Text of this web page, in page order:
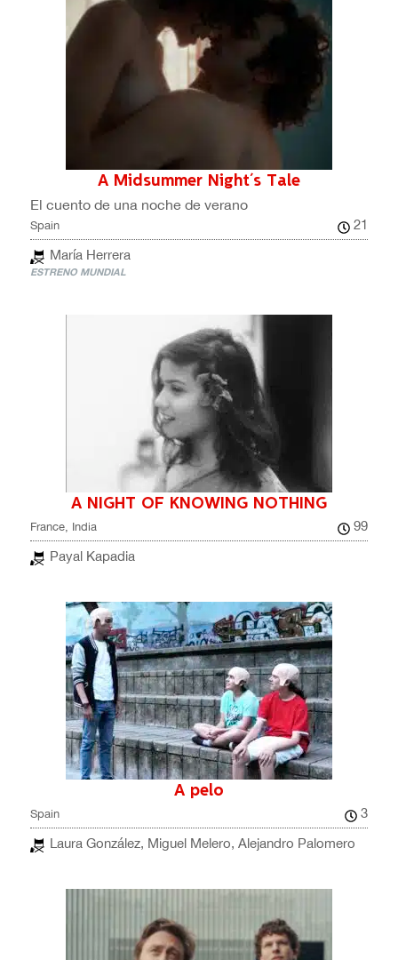
A Midsummer Night´s Tale
El cuento de una noche de verano
Spain
21
María Herrera
ESTRENO MUNDIAL
A NIGHT OF KNOWING NOTHING
France, India
99
Payal Kapadia
A pelo
Spain
3
Laura González, Miguel Melero, Alejandro Palomero